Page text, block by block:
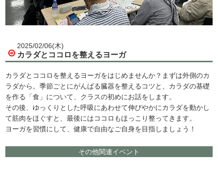
2025/02/06(木)
カラダとココロを整えるヨーガ
カラダとココロを整えるヨーガをはじめませんか？まずは外側のカ
ラダから。季節ごとにがんばる臓器を整えるコツと、カラダの基礎
を作る「食」について、クラスの初めにお話をします。
その後、ゆっくりとした呼吸にあわせて伸びやかにカラダを動かし
て筋肉をほぐすと、最後にはココロもほっこり整ってきます。
ヨーガを習慣にして、健康で自由なご自身を目指しましょう！
その他関連イベント